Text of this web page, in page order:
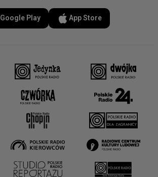
Google Play App Store